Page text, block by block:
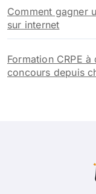
Comment gagner
sur internet
Formation CRPE
concours depuis